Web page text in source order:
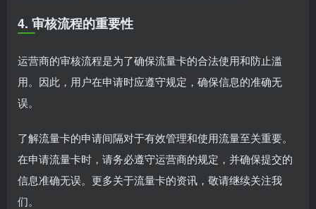
4. 审核流程的重要性
运营商的审核流程是为了确保流量卡的合法使用和防止滥
用。因此，用户在申请时应遵守规定，确保信息的准确无
误。
了解流量卡的申请间隔对于有效管理和使用流量至关重要。
在申请流量卡时，请务必遵守运营商的规定，并确保提交的
信息准确无误。更多关于流量卡的资讯，敬请继续关注我
们。